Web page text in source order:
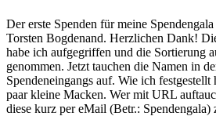
Der erste Spenden für meine
Torsten Bogdenand. Herzlichen Dank!
habe ich aufgegriffen und die Sortierung
genommen. Jetzt tauchen die Namen in
Spendeneingangs auf. Wie ich festgestellt
paar kleine Macken. Wer mit URL
diese kurz per eMail (Betr.: Spendengala)